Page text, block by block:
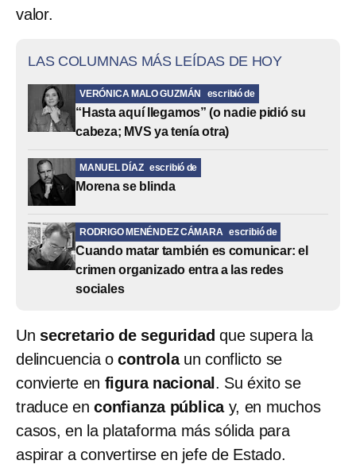
valor.
LAS COLUMNAS MÁS LEÍDAS DE HOY
VERÓNICA MALO GUZMÁN escribió de
“Hasta aquí llegamos” (o nadie pidió su
cabeza; MVS ya tenía otra)
MANUEL DÍAZ escribió de
Morena se blinda
RODRIGO MENÉNDEZ CÁMARA escribió de
Cuando matar también es comunicar: el
crimen organizado entra a las redes
sociales
Un secretario de seguridad que supera la
delincuencia ocontrolaun conflicto se
convierte en figura nacional . Su éxito se
traduce enconfianza públicay, en muchos
casos, en la plataforma más sólida para
aspirar a convertirse en jefe de Estado.